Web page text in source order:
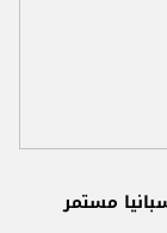
مستمر